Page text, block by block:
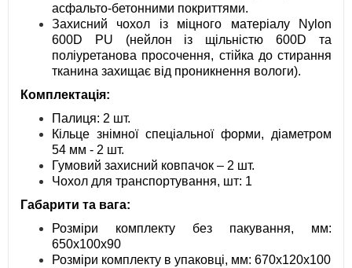
асфальто-бетонними покриттями.
Захисний чохол із міцного матеріалу Nylon
600D PU (нейлон із щільністю 600D та
поліуретанова просочення, стійка до стирання
тканина захищає від проникнення вологи).
Комплектація:
Палиця: 2 шт.
Кільце знімної спеціальної форми, діаметром
54 мм - 2 шт.
Гумовий захисний ковпачок – 2 шт.
Чохол для транспортування, шт: 1
Габарити та вага:
Розміри комплекту без пакування, мм:
650х100х90
Розміри комплекту в упаковці, мм: 670х120х100